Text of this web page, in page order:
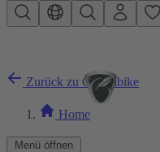
Zum Hauptinhalt springen
Menü öffnen
Zurück zu Gravelbike
Home